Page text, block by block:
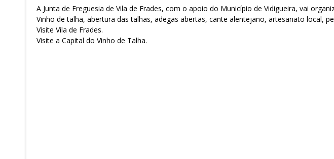
A Junta de Freguesia de Vila de Frades, com o apoio do Município de Vidigueira, vai
Vinho de talha, abertura das talhas, adegas abertas, cante alentejano, artesanato local,
Visite Vila de Frades.
Visite a Capital do Vinho de Talha.